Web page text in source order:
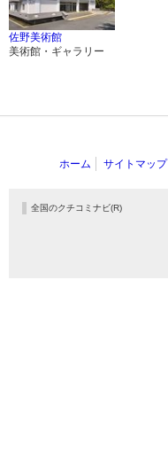
佐野美術館
美術館・ギャラリー
ホーム サイトマップ
全国のクチコミナビ(R)